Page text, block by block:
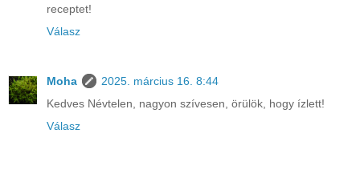
receptet!
Válasz
Moha
2025. március 16. 8:44
Kedves Névtelen, nagyon szívesen, örülök, hogy ízlett!
Válasz